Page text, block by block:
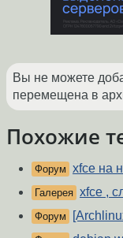
Вы не можете
перемещена в
Похожие
Форум xfce на
Галерея xfce ,
Форум